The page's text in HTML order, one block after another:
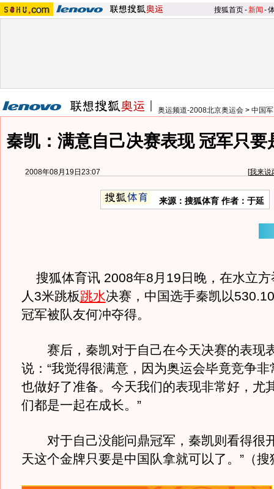
搜狐首页-新闻 -
奥运频道-2008北京奥运会 > 中国
秦凯：满意自己决赛表现 冠军只要
2008年08月19日23:07 [我来说
来源：搜狐体育 作者：于延
搜狐体育讯 2008年8月19日晚，在水立方
人3米跳板跳水决赛，中国选手秦凯以
冠军被队友何冲夺得。
赛后，秦凯对于自己在今天决赛的表现
说：“我觉得很满意，因为奥运会毕竟竞争
也做好了准备。今天我们的表现非常好，尤
们都是一起在成长。”
对于自己没能问鼎冠军，秦凯则看得很
天这个金牌只要是中国队拿就可以了。”（